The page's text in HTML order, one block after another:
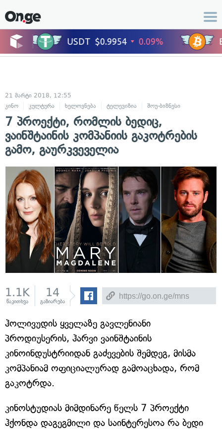
21 მარტი 2018, 12:55
კინო
კულტურა ხელოვნება ტელევიზია შოუ-ბიზნესი
7 პროექტი, რომლის ბედიც,
ვაინშტაინის კომპანიის გაკოტრების
გამო, გაურკვეველია
1.1K
წაკითხვა
14
გაზიარება
ჰოლივუდის ყველაზე გავლენიანი
პროდიუსერის, ჰარვი ვაინშტაინის
კინოინდუსტრიიდან გაძევების შემდეგ, მისმა
კომპანიამ ოფიციალურად გამოაცხადა, რომ
გაკოტრდა.
კინოსტუდიას მიმდინარე წელს 7 პროექტი
ჰქონდა დაგეგმილი და საინტერესოა რა ბედი